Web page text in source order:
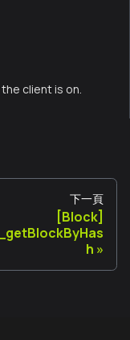
client is on.
下一頁
[Block]
h